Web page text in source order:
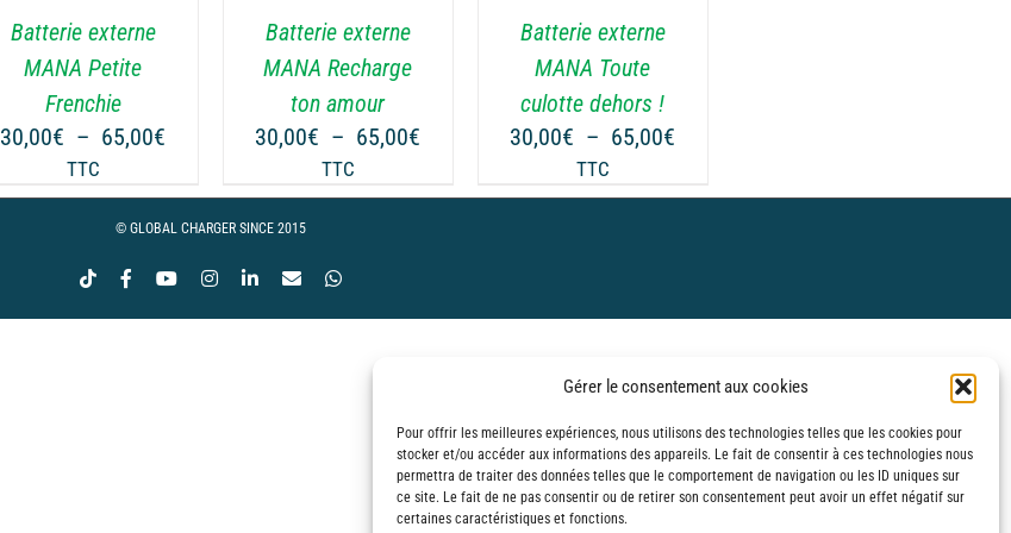
Gérer le consentement aux cookies
Pour offrir les meilleures expériences, nous utilisons des technologies telles que les cookies pour
stocker et/ou accéder aux informations des appareils. Le fait de consentir à ces technologies nous
permettra de traiter des données telles que le comportement de navigation ou les ID uniques sur
ce site. Le fait de ne pas consentir ou de retirer son consentement peut avoir un effet négatif sur
certaines caractéristiques et fonctions.
Batterie externe
MANA Petite
Frenchie
30,00€ – 65,00€
prix :
30,00€
65,00€
TTC
LES
OPTIONS
PEUVENT
ÊTRE
CHOISIES
SUR
LA
PRODUIT
Batterie externe
MANA Recharge
ton amour
30,00€ – 65,00€
prix :
TTC
LES
OPTIONS
PEUVENT
ÊTRE
CHOISIES
SUR
LA
DU
PRODUIT
Batterie externe
MANA Toute
culotte dehors !
30,00€ – 65,00€
prix :
TTC
© GLOBAL CHARGER SINCE 2015
Tiktok FacebookYouTubeInstagramLinkedIn
EmailWhatsApp